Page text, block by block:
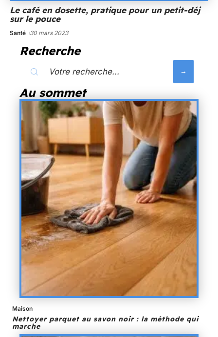
Le café en dosette, pratique pour un petit-déj
sur le pouce
Santé 30 mars 2023
Recherche
Au sommet
Maison
Nettoyer parquet au savon noir : la méthode qui
marche